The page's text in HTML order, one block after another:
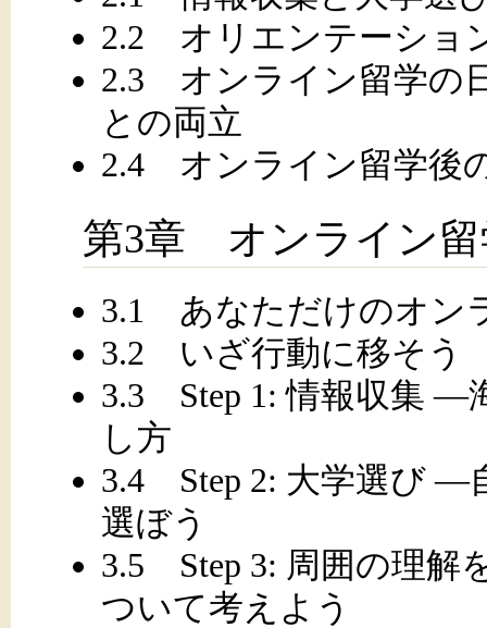
2.2 オリエンテーショ
2.3 オンライン留学の
との両立
2.4 オンライン留学後
第3章 オンライン留
3.1 あなただけのオン
3.2 いざ行動に移そう
3.3 Step 1: 情報収集 ―
し方
3.4 Step 2: 大学選び ―
選ぼう
3.5 Step 3: 周囲の理解
ついて考えよう